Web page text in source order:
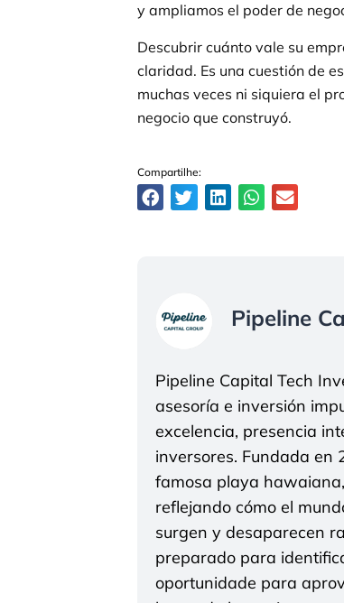
y ampliamos el poder de
Descubrir cuánto vale su
claridad. Es una cuestión de
muchas veces ni siquiera el
negocio que construyó.
Compartilhe:
Pipeline
Pipeline Capital Tech
asesoría e inversión
excelencia, presencia
inversores. Fundada en
famosa playa
reflejando cómo el
surgen y desaparecen
preparado para
oportunidade para